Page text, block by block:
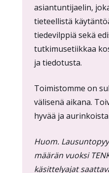
asiantuntijaelin,
tieteellistä
tiedevilppiä sekä
tutkimusetiikkaa
ja tiedotusta.
Toimistomme on
välisenä aikana.
hyvää ja
Huom.
määrän vuoksi
käsittelyajat